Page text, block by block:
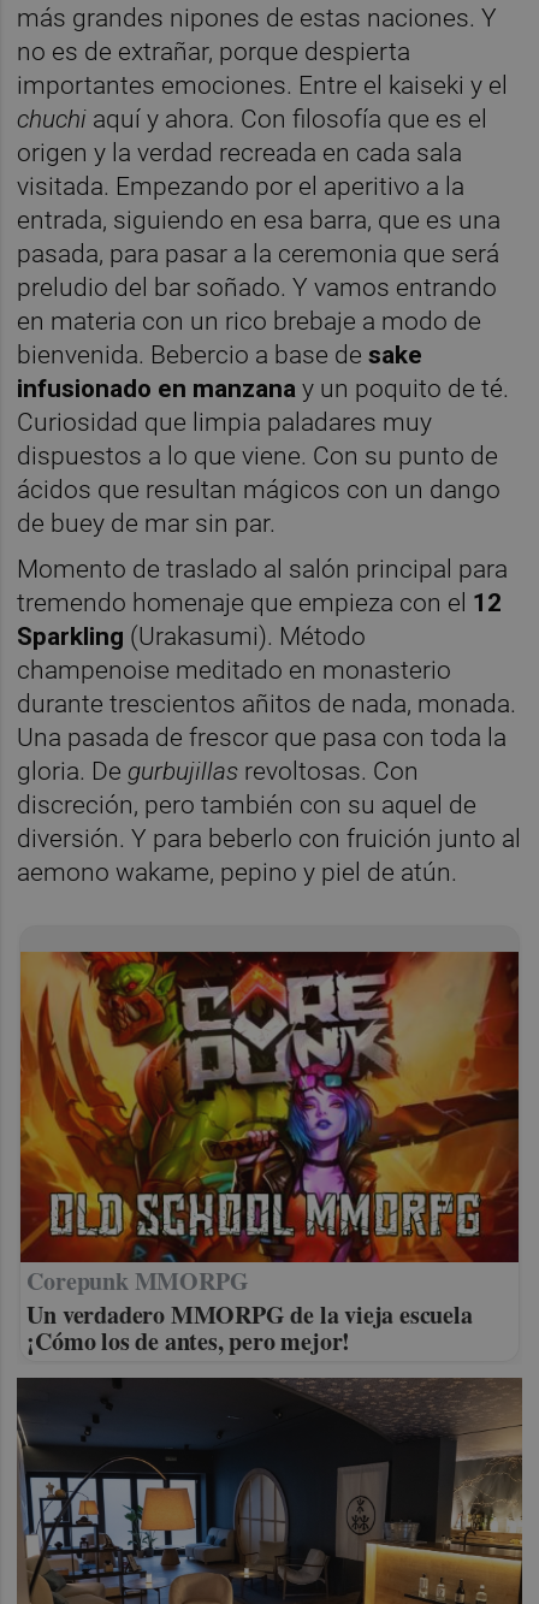
más grandes nipones de estas naciones. Y
no es de extrañar, porque despierta
importantes emociones. Entre el kaiseki y el
chuchi aquí y ahora. Con filosofía que es el
origen y la verdad recreada en cada sala
visitada. Empezando por el aperitivo a la
entrada, siguiendo en esa barra, que es una
pasada, para pasar a la ceremonia que será
preludio del bar soñado. Y vamos entrando
en materia con un rico brebaje a modo de
bienvenida. Bebercio a base desake
infusionado en manzana y un poquito de té.
Curiosidad que limpia paladares muy
dispuestos a lo que viene. Con su punto de
ácidos que resultan mágicos con un dango
de buey de mar sin par.
Momento de traslado al salón principal para
tremendo homenaje que empieza con el 12
Sparkling (Urakasumi). Método
champenoise meditado en monasterio
durante trescientos añitos de nada, monada.
Una pasada de frescor que pasa con toda la
gloria. De gurbujillas revoltosas. Con
discreción, pero también con su aquel de
diversión. Y para beberlo con fruición junto al
aemono wakame, pepino y piel de atún.
Corepunk MMORPG
Un verdadero MMORPG de la vieja escuela
¡Cómo los de antes, pero mejor!